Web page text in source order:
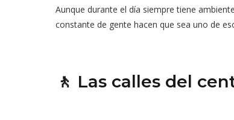
Aunque durante el día siempre tiene
constante de gente hacen que sea uno de
🚶 Las calles del